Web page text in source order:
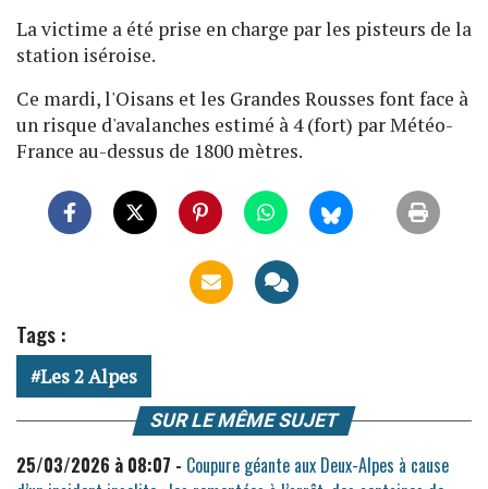
La victime a été prise en charge par les pisteurs de la
station iséroise.
Ce mardi, l'Oisans et les Grandes Rousses font face à
un risque d'avalanches estimé à 4 (fort) par Météo-
France au-dessus de 1800 mètres.
Tags :
Les 2 Alpes
SUR LE MÊME SUJET
25/03/2026 à 08:07 - Coupure géante aux Deux-Alpes à cause